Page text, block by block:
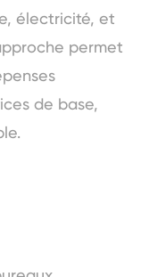
électricité, et
permet
de base,